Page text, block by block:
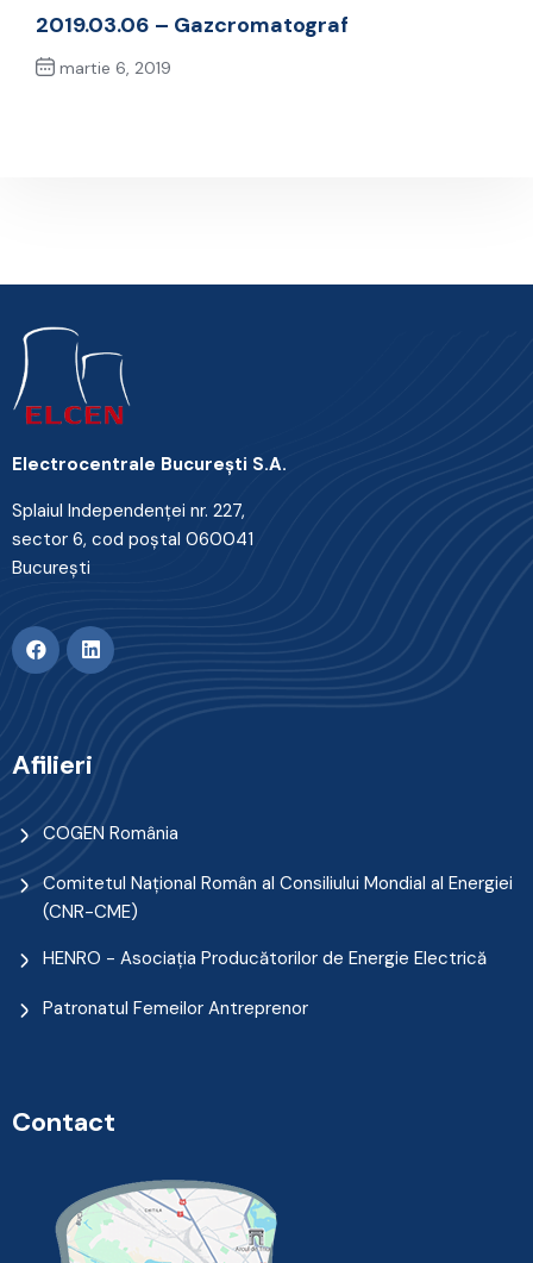
2019.03.06 – Gazcromatograf
martie 6, 2019
Electrocentrale Bucureşti S.A.
Splaiul Independenţei nr. 227,
sector 6, cod poştal 060041
Bucureşti
Afilieri
COGEN România
Comitetul Naţional Român al Consiliului Mondial al Energiei
(CNR-CME)
HENRO - Asociația Producătorilor de Energie Electrică
Patronatul Femeilor Antreprenor
Contact